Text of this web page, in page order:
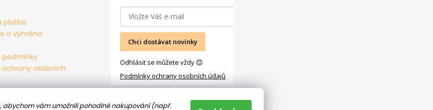
abychom vám umožnili pohodlné nakupování (např.
platba
a výměna
podmínky
ochrany osobních
Chci dostávat novinky
Odhlásit se můžete vždy 😊
Podmínky ochrany osobních údajů